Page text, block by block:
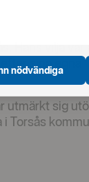
nödvändiga
Hans vilja var
sina egna
utmärkt sig
Torsås